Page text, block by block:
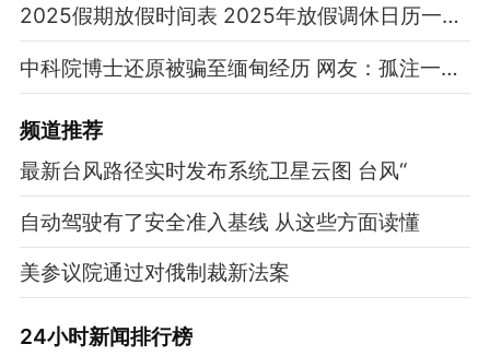
2025假期放假时间表 2025年放假调休日历一览表
中科院博士还原被骗至缅甸经历 网友：孤注一掷现实版
频道推荐
最新台风路径实时发布系统卫星云图 台风“
自动驾驶有了安全准入基线 从这些方面读懂
美参议院通过对俄制裁新法案
24小时新闻排行榜